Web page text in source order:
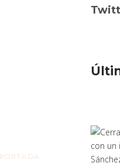
PORTADA